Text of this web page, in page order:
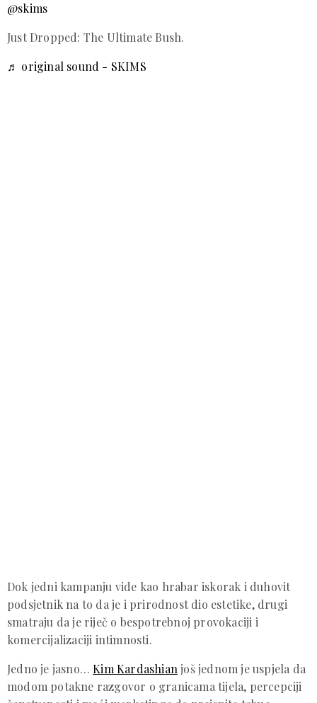
@skims
Just Dropped: The Ultimate Bush.
♬ original sound - SKIMS
Dok jedni kampanju vide kao hrabar iskorak i duhovit
podsjetnik na to da je i prirodnost dio estetike, drugi
smatraju da je riječ o bespotrebnoj provokaciji i
komercijalizaciji intimnosti.
Jedno je jasno…Kim Kardashianjoš jednom je uspjela da
modom potakne razgovor o granicama tijela, percepciji